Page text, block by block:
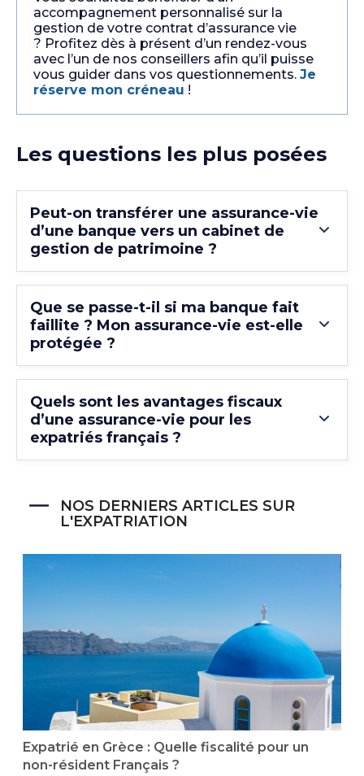
accompagnement personnalisé sur la
gestion de votre contrat d’assurance vie
? Profitez dès à présent d’un rendez-vous
avec l’un de nos conseillers afin qu’il puisse
vous guider dans vos questionnements. Je
réserve mon créneau !
Les questions les plus posées
Peut-on transférer une assurance-vie
d’une banque vers un cabinet de
gestion de patrimoine ?
Que se passe-t-il si ma banque fait
faillite ? Mon assurance-vie est-elle
protégée ?
Quels sont les avantages fiscaux
d’une assurance-vie pour les
expatriés français ?
NOS DERNIERS ARTICLES SUR
L'EXPATRIATION
Expatrié en Grèce : Quelle fiscalité pour un
non-résident Français ?